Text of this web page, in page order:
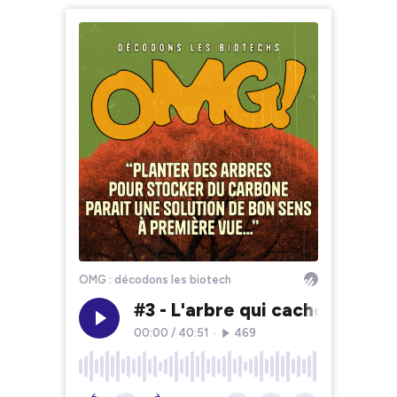
OMG : décodons les biotech
#3 - L'arbre qui cache les
00:00 / 40:51 469